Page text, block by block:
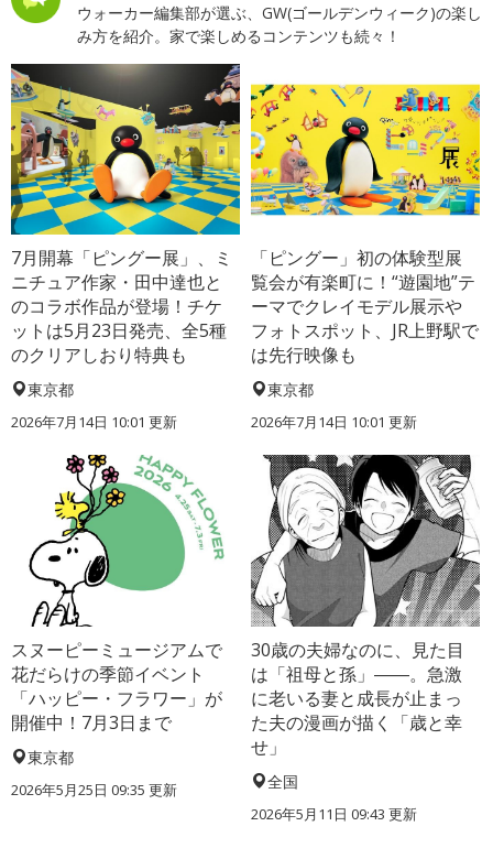
ウォーカー編集部が選ぶ、GW(ゴールデンウィーク)の楽し
み方を紹介。家で楽しめるコンテンツも続々！
7月開幕「ピングー展」、ミ
ニチュア作家・田中達也と
のコラボ作品が登場！チケ
ットは5月23日発売、全5種
のクリアしおり特典も
東京都
2026年7月14日 10:01 更新
「ピングー」初の体験型展
覧会が有楽町に！“遊園地”テ
ーマでクレイモデル展示や
フォトスポット、JR上野駅で
は先行映像も
東京都
2026年7月14日 10:01 更新
スヌーピーミュージアムで
花だらけの季節イベント
「ハッピー・フラワー」が
開催中！7月3日まで
東京都
2026年5月25日 09:35 更新
30歳の夫婦なのに、見た目
は「祖母と孫」――。急激
に老いる妻と成長が止まっ
た夫の漫画が描く「歳と幸
せ」
全国
2026年5月11日 09:43 更新